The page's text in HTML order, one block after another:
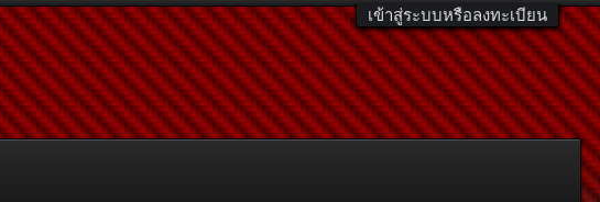
เข้าสู่ระบบหรือลงทะเบียน